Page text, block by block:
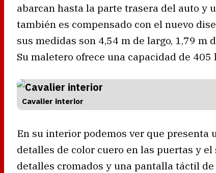
abarcan hasta la parte trasera del auto y
también es compensado con el nuevo
sus medidas son 4,54 m de largo, 1,79 m
Su maletero ofrece una capacidad de 405
Cavalier interior
En su interior podemos ver que presenta
detalles de color cuero en las puertas y
detalles cromados y una pantalla táctil